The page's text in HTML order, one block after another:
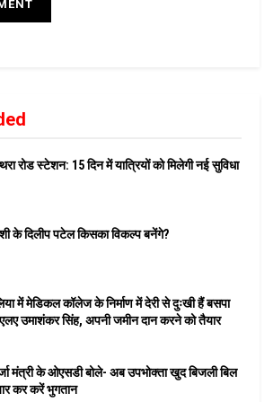
रोड स्टेशन: 15 दिन में यात्रियों को मिलेगी नई सुविधा
के दिलीप पटेल किसका विकल्प बनेंगे?
में मेडिकल कॉलेज के निर्माण में देरी से दुःखी हैं बसपा
उमाशंकर सिंह, अपनी जमीन दान करने को तैयार
मंत्री के ओएसडी बोले- अब उपभोक्ता खुद बिजली बिल
कर करें भुगतान